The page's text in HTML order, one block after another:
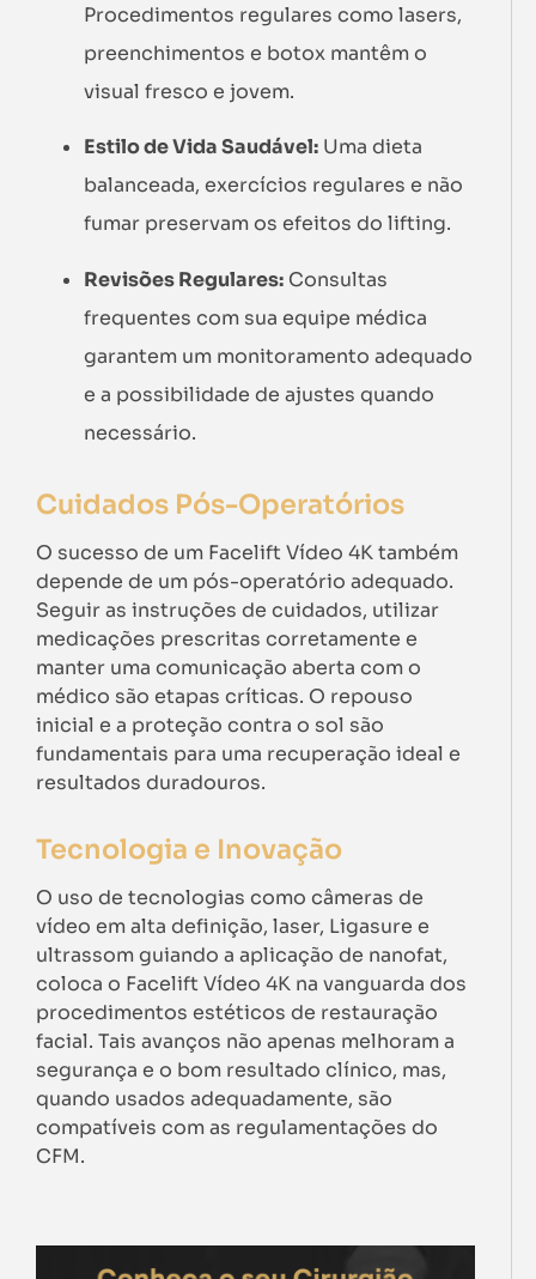
Procedimentos regulares como lasers,
preenchimentos e botox mantêm o
visual fresco e jovem.
Estilo de Vida Saudável: Uma dieta
balanceada, exercícios regulares e não
fumar preservam os efeitos do lifting.
Revisões Regulares: Consultas
frequentes com sua equipe médica
garantem um monitoramento adequado
e a possibilidade de ajustes quando
necessário.
Cuidados Pós-Operatórios
O sucesso de um Facelift Vídeo 4K também
depende de um pós-operatório adequado.
Seguir as instruções de cuidados, utilizar
medicações prescritas corretamente e
manter uma comunicação aberta com o
médico são etapas críticas. O repouso
inicial e a proteção contra o sol são
fundamentais para uma recuperação ideal e
resultados duradouros.
Tecnologia e Inovação
O uso de tecnologias como câmeras de
vídeo em alta definição, laser, Ligasure e
ultrassom guiando a aplicação de nanofat,
coloca o Facelift Vídeo 4K na vanguarda dos
procedimentos estéticos de restauração
facial. Tais avanços não apenas melhoram a
segurança e o bom resultado clínico, mas,
quando usados adequadamente, são
compatíveis com as regulamentações do
CFM.